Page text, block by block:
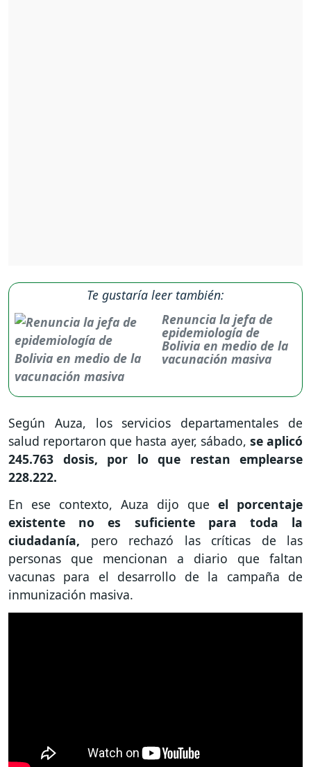
Te gustaría leer también:
Renuncia la jefa de
epidemiología de
Bolivia en medio de la
vacunación masiva
Según Auza, los servicios departamentales de
salud reportaron que hasta ayer, sábado, se aplicó
245.763 dosis, por lo que restan emplearse
228.222.
En ese contexto, Auza dijo que el porcentaje
existente no es suficiente para toda la
ciudadanía, pero rechazó las críticas de las
personas que mencionan a diario que faltan
vacunas para el desarrollo de la campaña de
inmunización masiva.